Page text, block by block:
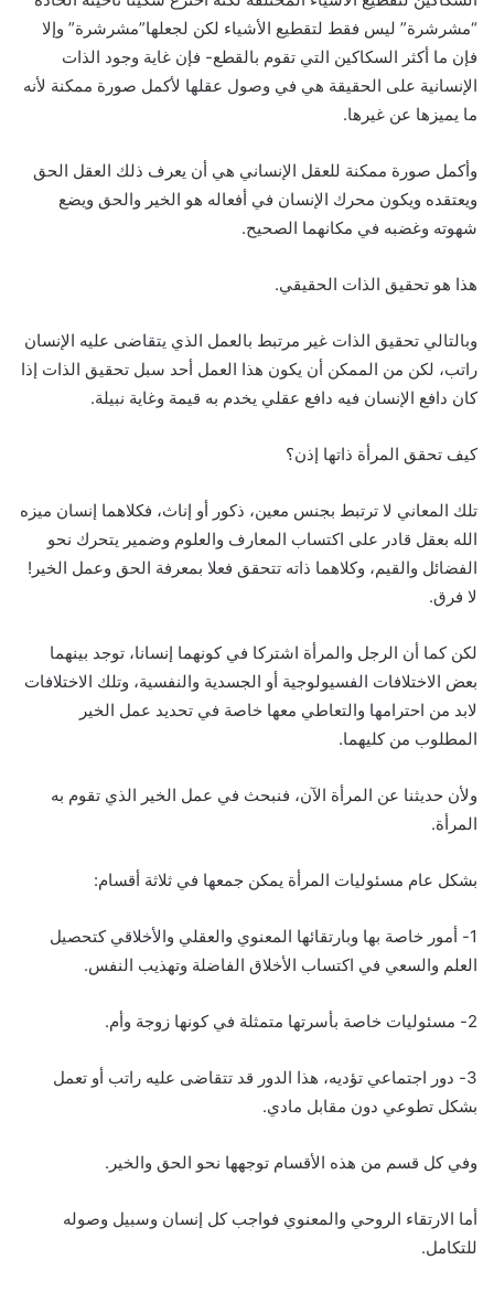
“مشرشرة” ليس فقط لتقطيع الأشياء لكن لجعلها”مشرشرة” وإلا
فإن ما أكثر السكاكين التي تقوم بالقطع- فإن غاية وجود الذات
الإنسانية على الحقيقة هي في وصول عقلها لأكمل صورة ممكنة لأنه
ما يميزها عن غيرها.
وأكمل صورة ممكنة للعقل الإنساني هي أن يعرف ذلك العقل الحق
ويعتقده ويكون محرك الإنسان في أفعاله هو الخير والحق ويضع
شهوته وغضبه في مكانهما الصحيح.
هذا هو تحقيق الذات الحقيقي.
وبالتالي تحقيق الذات غير مرتبط بالعمل الذي يتقاضى عليه الإنسان
راتب، لكن من الممكن أن يكون هذا العمل أحد سبل تحقيق الذات إذا
كان دافع الإنسان فيه دافع عقلي يخدم به قيمة وغاية نبيلة.
كيف تحقق المرأة ذاتها إذن؟
تلك المعاني لا ترتبط بجنس معين، ذكور أو إناث، فكلاهما إنسان ميزه
الله بعقل قادر على اكتساب المعارف والعلوم وضمير يتحرك نحو
الفضائل والقيم، وكلاهما ذاته تتحقق فعلا بمعرفة الحق وعمل الخير!
لا فرق.
لكن كما أن الرجل والمرأة اشتركا في كونهما إنسانا، توجد بينهما
بعض الاختلافات الفسيولوجية أو الجسدية والنفسية، وتلك الاختلافات
لابد من احترامها والتعاطي معها خاصة في تحديد عمل الخير
المطلوب من كليهما.
ولأن حديثنا عن المرأة الآن، فنبحث في عمل الخير الذي تقوم به
المرأة.
بشكل عام مسئوليات المرأة يمكن جمعها في ثلاثة أقسام:
1- أمور خاصة بها وبارتقائها المعنوي والعقلي والأخلاقي كتحصيل
العلم والسعي في اكتساب الأخلاق الفاضلة وتهذيب النفس.
2- مسئوليات خاصة بأسرتها متمثلة في كونها زوجة وأم.
3- دور اجتماعي تؤديه، هذا الدور قد تتقاضى عليه راتب أو تعمل
بشكل تطوعي دون مقابل مادي.
وفي كل قسم من هذه الأقسام توجهها نحو الحق والخير.
أما الارتقاء الروحي والمعنوي فواجب كل إنسان وسبيل وصوله
للتكامل.